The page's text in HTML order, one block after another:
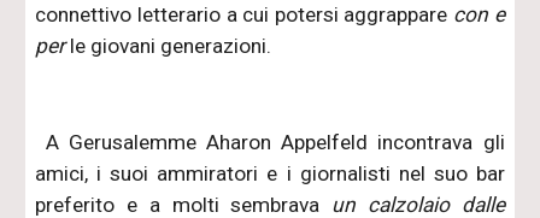
connettivo letterario a cui potersi aggrappare con e
perle giovani generazioni.
A Gerusalemme Aharon Appelfeld incontrava gli
amici, i suoi ammiratori e i giornalisti nel suo bar
preferito e a molti sembrava un calzolaio dalle